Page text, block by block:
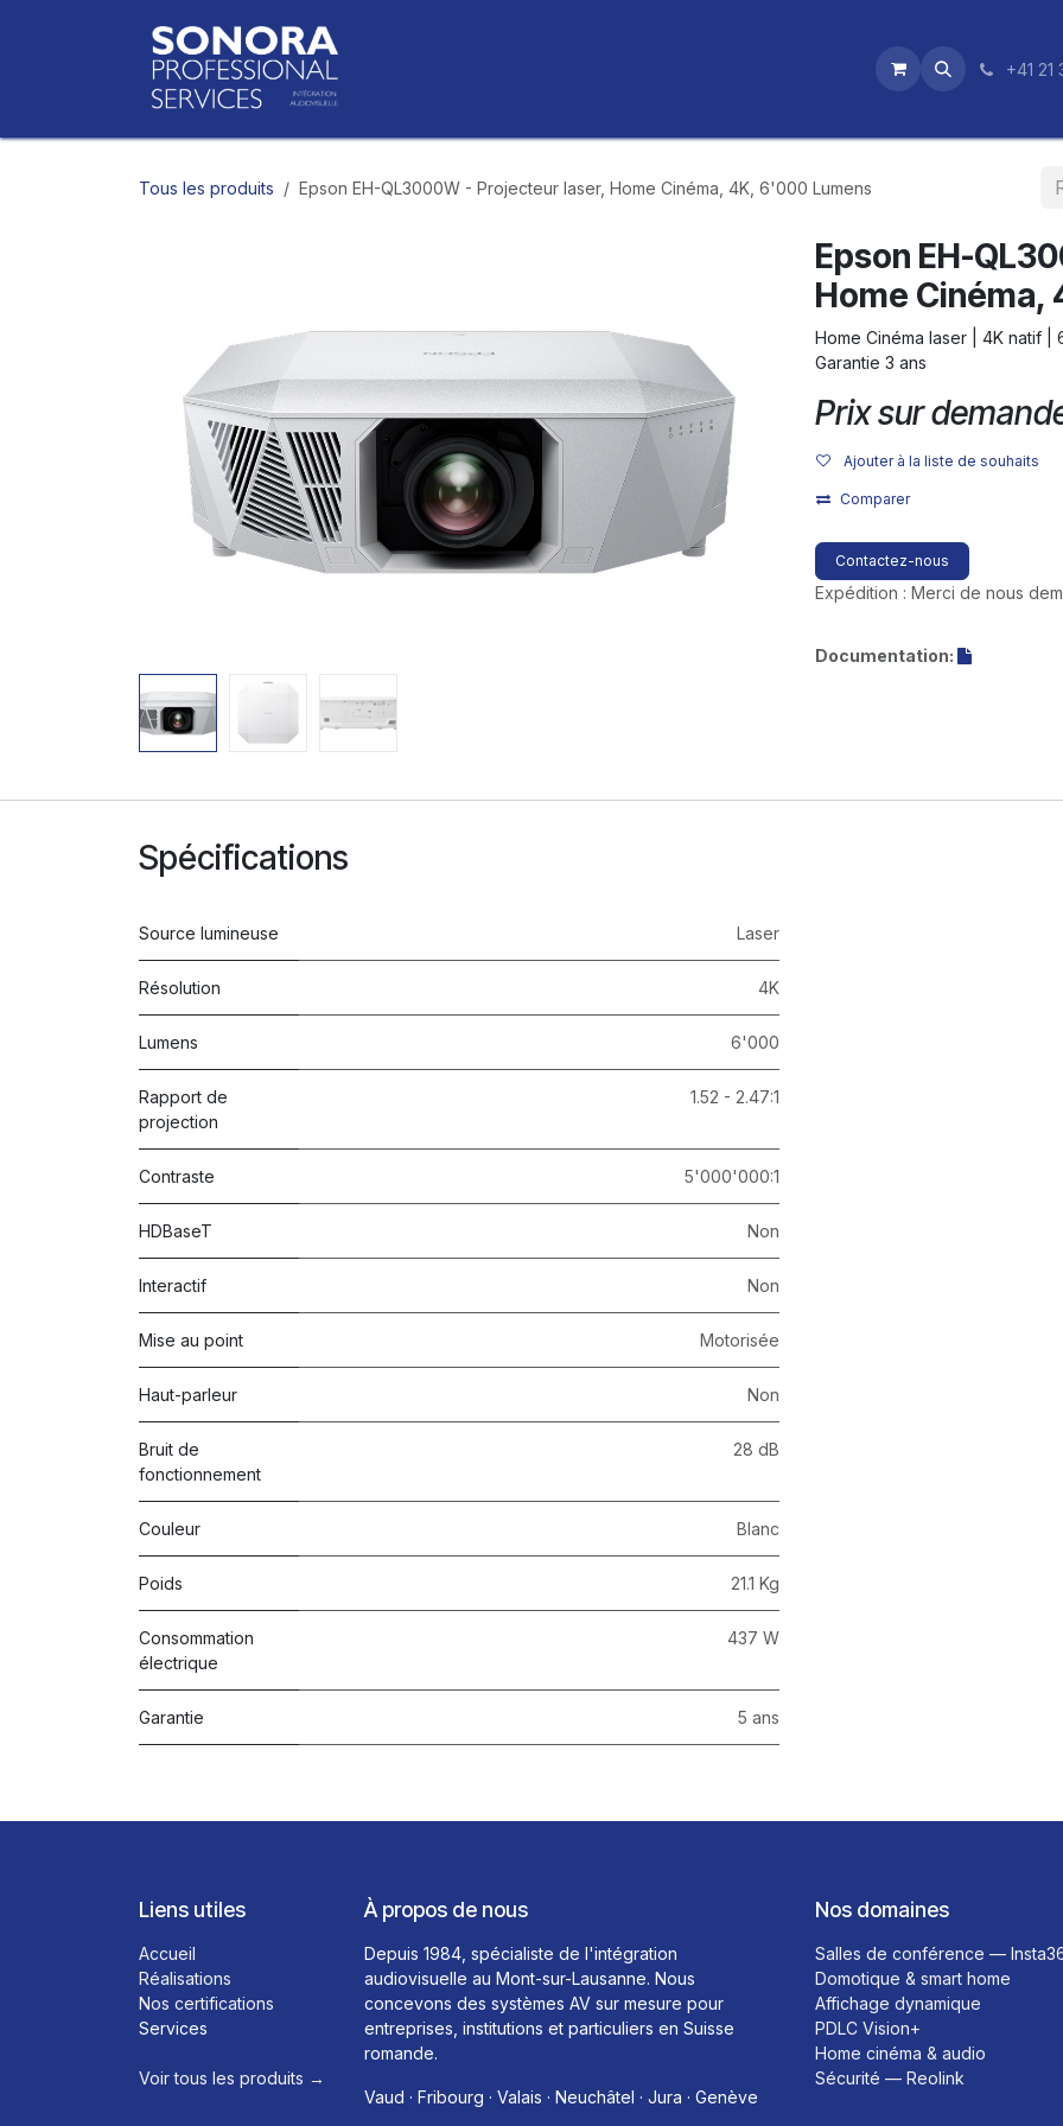
+41 21
Tous les produits Epson EH-QL3000W - Projecteur laser, Home Cinéma, 4K, 6'000 Lumens
Epson EH-
Home Cinéma,
Home Cinéma laser | 4K natif |
Garantie 3 ans
Prix sur
Ajouter à la liste de souhaits
Comparer
Contactez-nous
Expédition : Merci de nous
Documentation:
Spécifications
Source lumineuse Laser
Résolution 4K
Lumens 6'000
Rapport de
projection
1.52 - 2.47:1
Contraste 5'000'000:1
HDBaseT Non
Interactif Non
Mise au point Motorisée
Haut-parleur Non
Bruit de
fonctionnement
28 dB
Couleur Blanc
Poids 21.1 Kg
Consommation
électrique
437 W
Garantie 5 ans
Liens utiles
Accueil
Réalisations
Nos certifications
Services
Voir tous les produits →​
À propos de nous
Depuis 1984, spécialiste de l'intégration
audiovisuelle au Mont-sur-Lausanne. Nous
concevons des systèmes AV sur mesure pour
entreprises, institutions et particuliers en Suisse
romande.
Vaud · Fribourg · Valais · Neuchâtel · Jura · Genève
Nos domaines
Salles de conférence —
Domotique & smart home
Affichage dynamique
PDLC Vision+
Home cinéma & audio
Sécurité — Reolink